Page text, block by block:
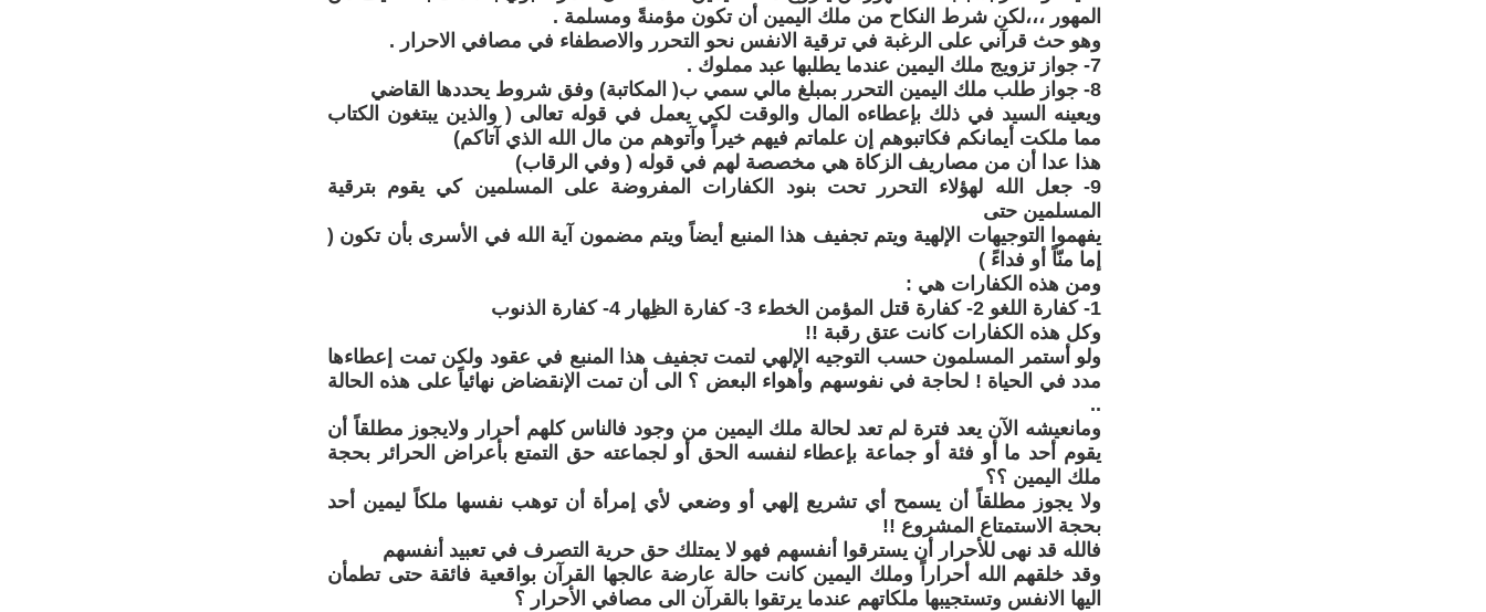
المهور ،،،لكن شرط النكاح من ملك اليمين أن تكون مؤمنةً ومسلمة .
وهو حث قرآني على الرغبة في ترقية الانفس نحو التحرر والاصطفاء في مصافي الاحرار .
7- جواز تزويج ملك اليمين عندما يطلبها عبد مملوك .
8- جواز طلب ملك اليمين التحرر بمبلغ مالي سمي ب( المكاتبة) وفق شروط يحددها القاضي
ويعينه السيد في ذلك بإعطاءه المال والوقت لكي يعمل في قوله تعالى ( والذين يبتغون الكتاب
مما ملكت أيمانكم فكاتبوهم إن علماتم فيهم خيراً وآتوهم من مال الله الذي آتاكم)
هذا عدا أن من مصاريف الزكاة هي مخصصة لهم في قوله ( وفي الرقاب)
9- جعل الله لهؤلاء التحرر تحت بنود الكفارات المفروضة على المسلمين كي يقوم بترقية
المسلمين حتى
يفهموا التوجيهات الإلهية ويتم تجفيف هذا المنبع أيضاً ويتم مضمون آية الله في الأسرى بأن تكون (
إما منّاً أو فداءً )
ومن هذه الكفارات هي :
1- كفارة اللغو 2- كفارة قتل المؤمن الخطء 3- كفارة الظِهار 4- كفارة الذنوب
وكل هذه الكفارات كانت عتق رقبة !!
ولو أستمر المسلمون حسب التوجيه الإلهي لتمت تجفيف هذا المنبع في عقود ولكن تمت إعطاءها
مدد في الحياة ! لحاجة في نفوسهم وأهواء البعض ؟ الى أن تمت الإنقضاض نهائياً على هذه الحالة
..
ومانعيشه الآن يعد فترة لم تعد لحالة ملك اليمين من وجود فالناس كلهم أحرار ولايجوز مطلقاً أن
يقوم أحد ما أو فئة أو جماعة بإعطاء لنفسه الحق أو لجماعته حق التمتع بأعراض الحرائر بحجة
ملك اليمين ؟؟
ولا يجوز مطلقاً أن يسمح أي تشريع إلهي أو وضعي لأي إمرأة أن توهب نفسها ملكاً ليمين أحد
بحجة الاستمتاع المشروع !!
فالله قد نهى للأحرار أن يسترقوا أنفسهم فهو لا يمتلك حق حرية التصرف في تعبيد أنفسهم
وقد خلقهم الله أحراراً وملك اليمين كانت حالة عارضة عالجها القرآن بواقعية فائقة حتى تطمأن
اليها الانفس وتستجيبها ملكاتهم عندما يرتقوا بالقرآن الى مصافي الأحرار ؟